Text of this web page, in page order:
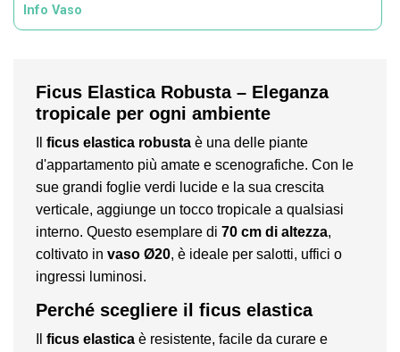
Info Vaso
Ficus Elastica Robusta – Eleganza
tropicale per ogni ambiente
ficus elastica robusta è una delle piante
d'appartamento più amate e scenografiche. Con le
sue grandi foglie verdi lucide e la sua crescita
verticale, aggiunge un tocco tropicale a qualsiasi
interno. Questo esemplare di 70 cm di altezza,
coltivato in vaso Ø20, è ideale per salotti, uffici o
ingressi luminosi.
Perché scegliere il ficus elastica
ficus elastica è resistente, facile da curare e